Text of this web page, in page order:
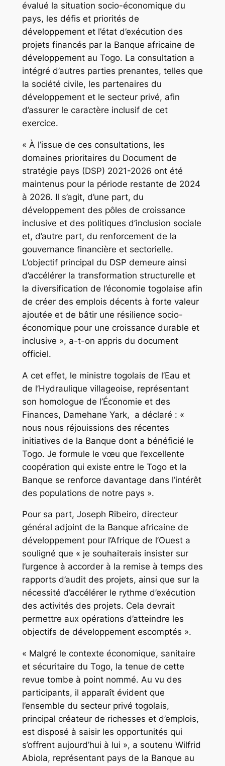
évalué la situation socio-économique du
pays, les défis et priorités de
développement et l’état d’exécution des
projets financés par la Banque africaine de
développement au Togo. La consultation a
intégré d’autres parties prenantes, telles que
la société civile, les partenaires du
développement et le secteur privé, afin
d’assurer le caractère inclusif de cet
exercice.
« À l’issue de ces consultations, les
domaines prioritaires du Document de
stratégie pays (DSP) 2021-2026 ont été
maintenus pour la période restante de 2024
à 2026. Il s’agit, d’une part, du
développement des pôles de croissance
inclusive et des politiques d’inclusion sociale
et, d’autre part, du renforcement de la
gouvernance financière et sectorielle.
L’objectif principal du DSP demeure ainsi
d’accélérer la transformation structurelle et
la diversification de l’économie togolaise afin
de créer des emplois décents à forte valeur
ajoutée et de bâtir une résilience socio-
économique pour une croissance durable et
inclusive », a-t-on appris du document
officiel.
A cet effet, le ministre togolais de l’Eau et
de l’Hydraulique villageoise, représentant
son homologue de l’Économie et des
Finances, Damehane Yark, a déclaré : «
nous nous réjouissions des récentes
initiatives de la Banque dont a bénéficié le
Togo. Je formule le vœu que l’excellente
coopération qui existe entre le Togo et la
Banque se renforce davantage dans l’intérêt
des populations de notre pays ».
Pour sa part, Joseph Ribeiro, directeur
général adjoint de la Banque africaine de
développement pour l’Afrique de l’Ouest a
souligné que « je souhaiterais insister sur
l’urgence à accorder à la remise à temps des
rapports d’audit des projets, ainsi que sur la
nécessité d’accélérer le rythme d’exécution
des activités des projets. Cela devrait
permettre aux opérations d’atteindre les
objectifs de développement escomptés ».
« Malgré le contexte économique, sanitaire
et sécuritaire du Togo, la tenue de cette
revue tombe à point nommé. Au vu des
participants, il apparaît évident que
l’ensemble du secteur privé togolais,
principal créateur de richesses et d’emplois,
est disposé à saisir les opportunités qui
s’offrent aujourd’hui à lui », a soutenu Wilfrid
Abiola, représentant pays de la Banque au